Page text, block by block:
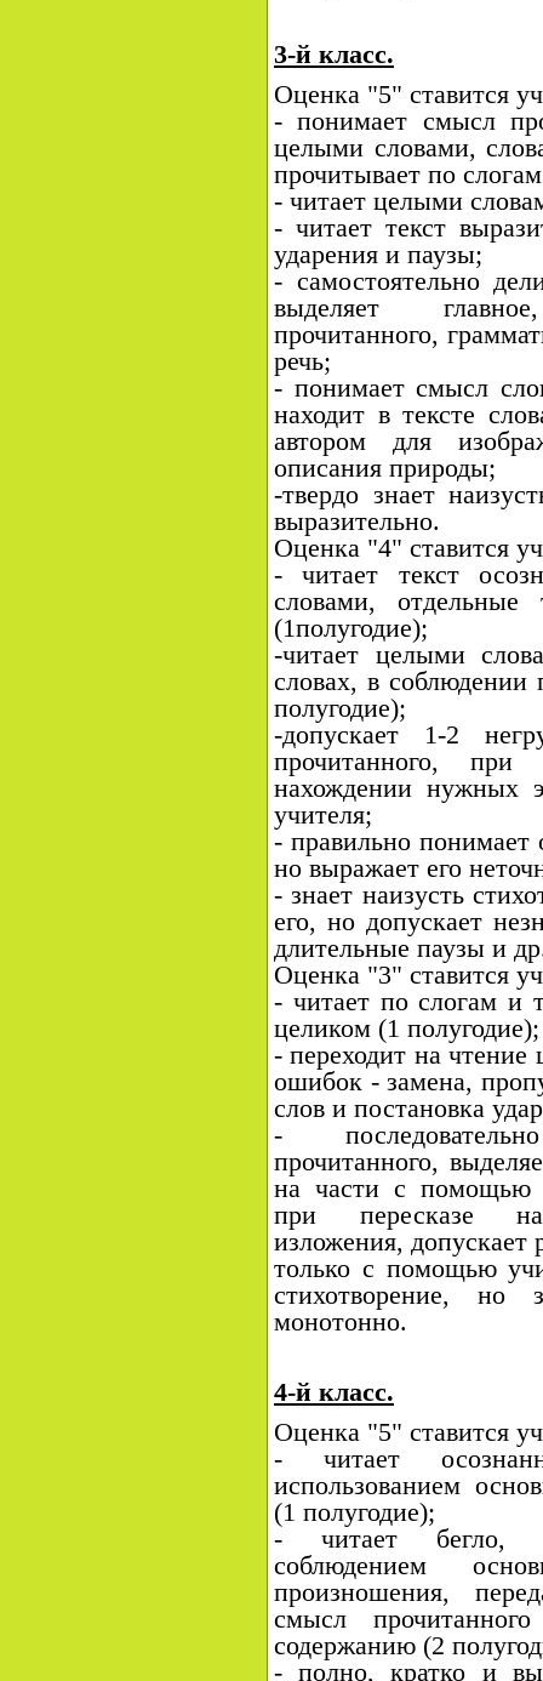
3-й класс.
Оценка "5" ставится
- понимает смысл
целыми словами,
прочитывает по
- читает целыми
- читает текст
ударения и паузы;
- самостоятельно
выделяет
прочитанного,
речь;
- понимает смысл
находит в тексте
автором для
описания природы;
-твердо знает
выразительно.
Оценка "4" ставится
- читает текст
словами,
(1полугодие);
-читает целыми
словах, в соблюдении
полугодие);
-допускает 1-2
прочитанного,
нахождении нужных
учителя;
- правильно понимает
но выражает его
- знает наизусть
его, но допускает
длительные паузы и
Оценка "3" ставится
- читает по слогам и
целиком (1 полугодие);
- переходит на
ошибок - замена,
слов и постановка
-
прочитанного,
на части с помощью
при пересказе
изложения, допускает
только с помощью
стихотворение, но
монотонно.
4-й класс.
Оценка "5" ставится
- читает
использованием
(1 полугодие);
- читает бегло,
соблюдением
произношения,
смысл
содержанию (2
- полно, кратко и